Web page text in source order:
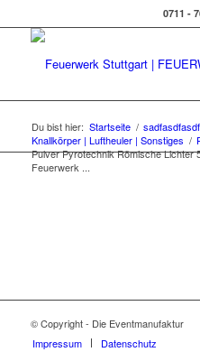
0711 -
Du bist hier: Startseite /
Knallkörper | Luftheuler | Sonstiges /
Pulver Pyrotechnik Römische Lichter
Feuerwerk ...
© Copyright - Die Eventmanufaktur
Impressum
Datenschutz